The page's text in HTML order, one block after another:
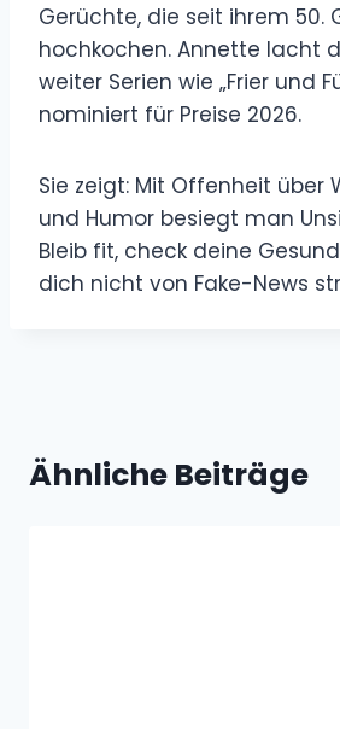
Gerüchte, die seit ihrem 50.
hochkochen. Annette lacht
weiter Serien wie „Frier und
nominiert für Preise 2026.
Sie zeigt: Mit Offenheit über
und Humor besiegt man
Bleib fit, check deine
dich nicht von Fake-News
Ähnliche Beiträge